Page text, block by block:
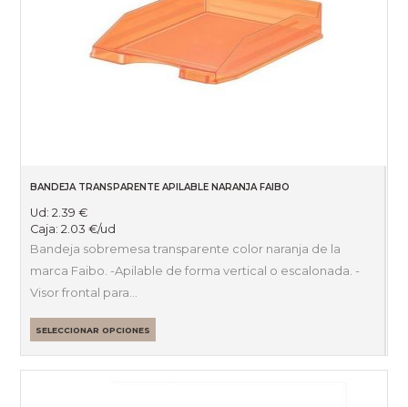
BANDEJA TRANSPARENTE APILABLE NARANJA FAIBO
Ud:2.39€
Caja:2.03€/ud
Bandeja sobremesa transparente color naranja de la
marca Faibo. -Apilable de forma vertical o escalonada. -
Visor frontal para…
SELECCIONAR OPCIONES